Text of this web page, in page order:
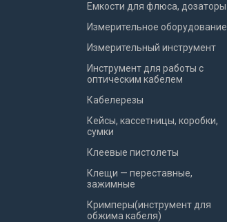
Емкости для флюса, дозаторы
Измерительное оборудование
Измерительный инструмент
Инструмент для работы с
оптическим кабелем
Кабелерезы
Кейсы, кассетницы, коробки,
сумки
Клеевые пистолеты
Клещи — переставные,
зажимные
Кримперы(инструмент для
обжима кабеля)